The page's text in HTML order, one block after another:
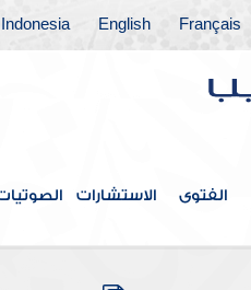
Français
English
Indonesia
الفتوى الاستشارات